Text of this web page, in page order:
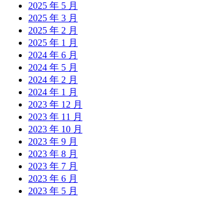
2025 年 5 月
2025 年 3 月
2025 年 2 月
2025 年 1 月
2024 年 6 月
2024 年 5 月
2024 年 2 月
2024 年 1 月
2023 年 12 月
2023 年 11 月
2023 年 10 月
2023 年 9 月
2023 年 8 月
2023 年 7 月
2023 年 6 月
2023 年 5 月